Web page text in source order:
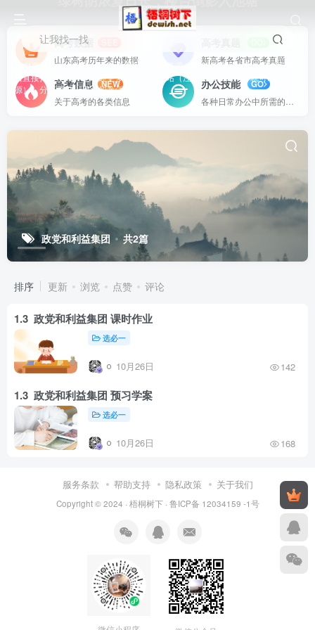
让我找一找
站内资源基本上都是一线教学实际使用的资源，配有WORD版本，可以下载
后直接打印使用。也欢迎更多老师加盟网站（注册登录成为用户就可以发布资
源），分享更好、更多的教学资源。
高考数据
山东高考历年来的数据
新高考各省市高考真题
高考信息
NEW
关于高考的各类信息
办公技能
GO
政党和利益集团 共2篇
排序 更新 浏览 点赞 评论
1.3 政党和利益集团 课时作业
选必一
10月26日 142
1.3 政党和利益集团 预习学案
选必一
10月26日 168
服务条款 帮助支持 隐私政策 关于我们
Copyright © 2024 · 梧桐树下· 鲁ICP备 12034159 -1号